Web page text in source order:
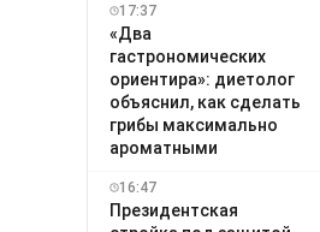
17:37
«Два
гастрономических
ориентира»: диетолог
объяснил, как сделать
грибы максимально
ароматными
16:47
Президентская